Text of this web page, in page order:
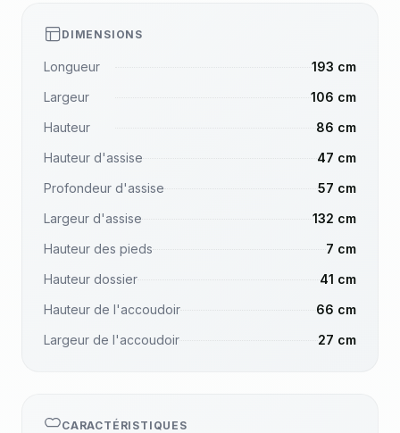
DIMENSIONS
Longueur
193 cm
Largeur
106 cm
Hauteur
86 cm
Hauteur d'assise
47 cm
Profondeur d'assise
57 cm
Largeur d'assise
132 cm
Hauteur des pieds
7 cm
Hauteur dossier
41 cm
Hauteur de l'accoudoir
66 cm
Largeur de l'accoudoir
27 cm
CARACTÉRISTIQUES